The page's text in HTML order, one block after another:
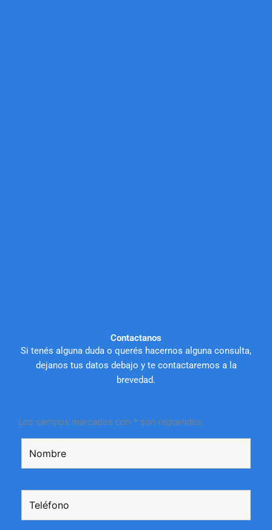
Contactanos
Si tenés alguna duda o querés hacernos alguna consulta,
dejanos tus datos debajo y te contactaremos a la
brevedad.
Los campos marcados con * son requeridos